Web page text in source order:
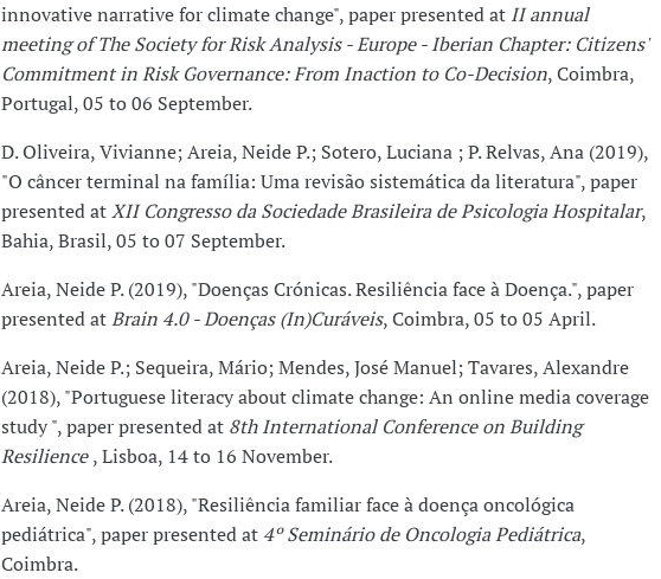
innovative narrative for climate change", paper presented at II annual
meeting of The Society for Risk Analysis - Europe - Iberian Chapter: Citizens'
Commitment in Risk Governance: From Inaction to Co-Decision, Coimbra,
Portugal, 05 to 06 September.
D. Oliveira, Vivianne; Areia, Neide P.; Sotero, Luciana ; P. Relvas, Ana (2019),
"O câncer terminal na família: Uma revisão sistemática da literatura", paper
presented atXII Congresso da Sociedade Brasileira de Psicologia Hospitalar,
Bahia, Brasil, 05 to 07 September.
Areia, Neide P. (2019), "Doenças Crónicas. Resiliência face à Doença.", paper
presented atBrain 4.0 - Doenças (In)Curáveis, Coimbra, 05 to 05 April.
Areia, Neide P.; Sequeira, Mário; Mendes, José Manuel; Tavares, Alexandre
(2018), "Portuguese literacy about climate change: An online media coverage
study ", paper presented at 8th International Conference on Building
Resilience, Lisboa, 14 to 16 November.
Areia, Neide P. (2018), "Resiliência familiar face à doença oncológica
pediátrica", paper presented at 4º Seminário de Oncologia Pediátrica,
Coimbra.